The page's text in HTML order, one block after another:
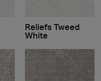
Reliefs Tweed
White